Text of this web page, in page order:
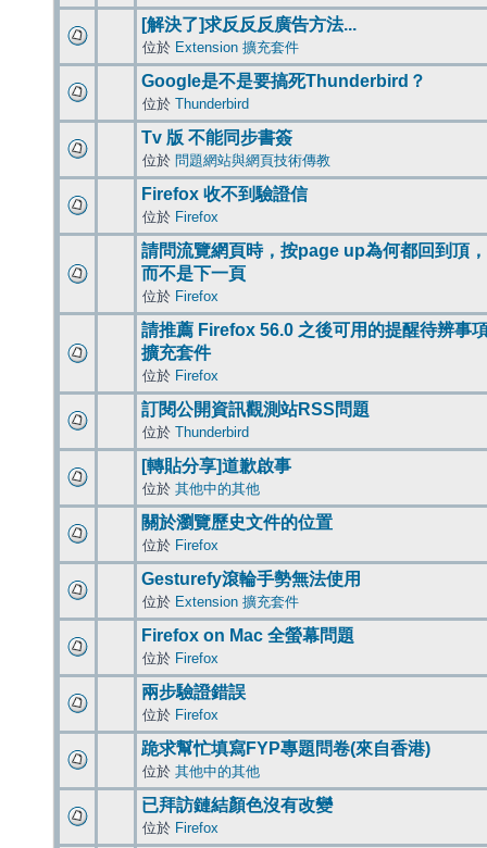
[解決了]求反反反廣告方法...
位於 Extension 擴充套件
Google是不是要搞死Thunderbird？
位於 Thunderbird
Tv 版 不能同步書簽
位於 問題網站與網頁技術傳教
Firefox 收不到驗證信
位於 Firefox
請問流覽網頁時，按page up為何都回到頂，
而不是下一頁
位於 Firefox
請推薦 Firefox 56.0 之後可用的提醒待辨事
擴充套件
位於 Firefox
訂閱公開資訊觀測站RSS問題
位於 Thunderbird
[轉貼分享]道歉啟事
位於 其他中的其他
關於瀏覽歷史文件的位置
位於 Firefox
Gesturefy滾輪手勢無法使用
位於 Extension 擴充套件
Firefox on Mac 全螢幕問題
位於 Firefox
兩步驗證錯誤
位於 Firefox
跪求幫忙填寫FYP專題問卷(來自香港)
位於 其他中的其他
已拜訪鏈結顏色沒有改變
位於 Firefox